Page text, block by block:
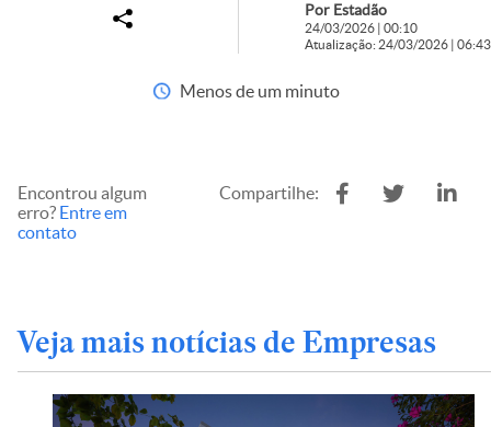
Por Estadão
24/03/2026 | 00:10
Atualização: 24/03/2026 | 06:43
Menos de um minuto
Encontrou algum
erro? Entre em
contato
Compartilhe:
Veja mais notícias de Empresas